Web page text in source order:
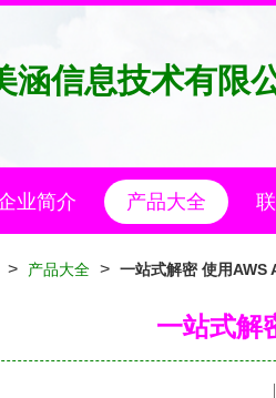
涵信息技术有限
业简介 产品大全
> 产品大全 > 一站式解密 使用
一站式解